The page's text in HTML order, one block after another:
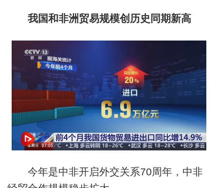
我国和非洲贸易规模创历史同期新高
今年是中非开启外交关系70周年，中非